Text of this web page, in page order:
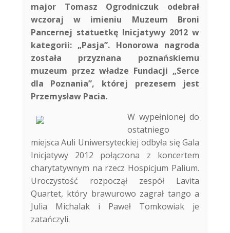
major Tomasz Ogrodniczuk odebrał
wczoraj w imieniu Muzeum Broni
Pancernej statuetkę Inicjatywy 2012 w
kategorii: „Pasja”. Honorowa nagroda
została przyznana poznańskiemu
muzeum przez władze Fundacji „Serce
dla Poznania”, której prezesem jest
Przemysław Pacia.
W wypełnionej do
ostatniego
miejsca Auli Uniwersyteckiej odbyła się Gala
Inicjatywy 2012 połączona z koncertem
charytatywnym na rzecz Hospicjum Palium.
Uroczystość rozpoczął zespół Lavita
Quartet, który brawurowo zagrał tango a
Julia Michalak i Paweł Tomkowiak je
zatańczyli.